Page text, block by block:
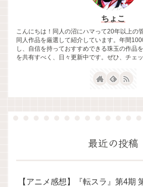
ちょこ
こんにちは！同人の沼にハマって20年以上の
同人作品を厳選して紹介しています。年間
し、自信を持っておすすめできる珠玉の作品
を共有すべく、日々更新中です。ぜひ、チェ
最近の投稿
【アニメ感想】『転スラ』第4期